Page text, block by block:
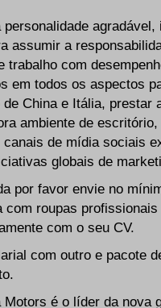
agradável,
assumir a
trabalho com
em todos os aspectos
China e Itália, prestar
ambiente de
canais de mídia sociais
globais de
por favor envie no
com roupas
com o seu CV.
com outro e pacote
é o líder da nova